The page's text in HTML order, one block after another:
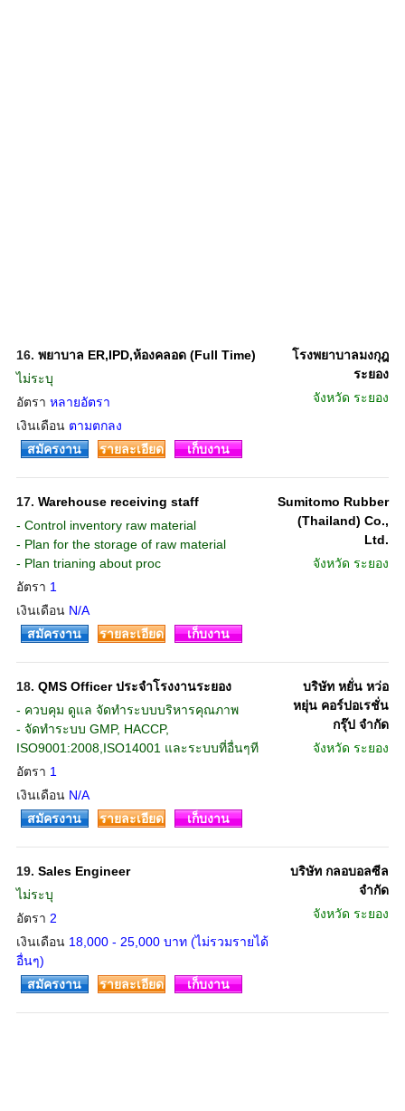
16. พยาบาล ER,IPD,ห้องคลอด (Full Time)
ไม่ระบุ
อัตรา หลายอัตรา
เงินเดือน ตามตกลง
โรงพยาบาลมงกุฎ
ระยอง
จังหวัด ระยอง
สมัครงาน รายละเอียด เก็บงาน
17. Warehouse receiving staff
- Control inventory raw material
- Plan for the storage of raw material
- Plan trianing about proc
อัตรา 1
เงินเดือน N/A
Sumitomo Rubber
(Thailand) Co.,
Ltd.
จังหวัด ระยอง
สมัครงาน รายละเอียด เก็บงาน
18. QMS Officer ประจำโรงงานระยอง
- ควบคุม ดูแล จัดทำระบบบริหารคุณภาพ
- จัดทำระบบ GMP, HACCP,
ISO9001:2008,ISO14001 และระบบที่อื่นๆที
อัตรา 1
เงินเดือน N/A
บริษัท หยั่น หว่อ
หยุ่น คอร์ปอเรชั่น
กรุ๊ป จำกัด
จังหวัด ระยอง
สมัครงาน รายละเอียด เก็บงาน
19. Sales Engineer
ไม่ระบุ
อัตรา 2
เงินเดือน 18,000 - 25,000 บาท (ไม่รวมรายได้
อื่นๆ)
บริษัท กลอบอลซีล
จำกัด
จังหวัด ระยอง
สมัครงาน รายละเอียด เก็บงาน